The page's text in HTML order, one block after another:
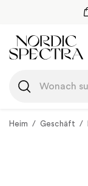
Inhalt
springen
Heim / Geschäft /